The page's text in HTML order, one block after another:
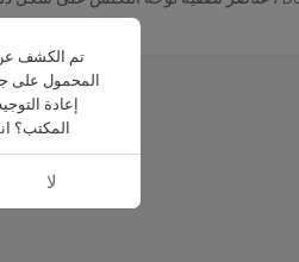
تم الكشف
المحمول على
إعادة
المكتب؟
لا